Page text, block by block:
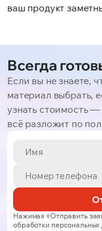
ваш продукт
Всегда
Если вы не знаете,
материал выбрать,
узнать стоимость —
всё разложит по
Нажимая «Отправить
обработки персональных